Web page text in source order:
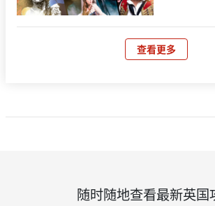
查看更多
随时随地查看最新英国